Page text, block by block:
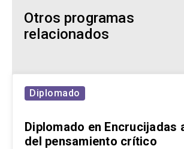
Otros programas
relacionados
Diplomado
Diplomado en Encrucijadas
del pensamiento crítico